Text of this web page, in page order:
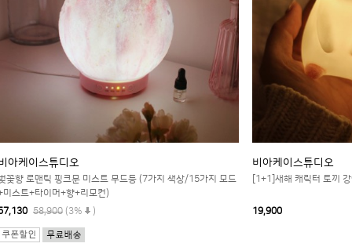
아케이스튜디오
꽃향 로맨틱 핑크문 미스트 무드등 (7가지 색상/15가지 모드
미스트+타이머+향+리모컨)
58,900 (3% )
비아케이스튜디오
[1+1]새해 캐릭터 토끼
19,900